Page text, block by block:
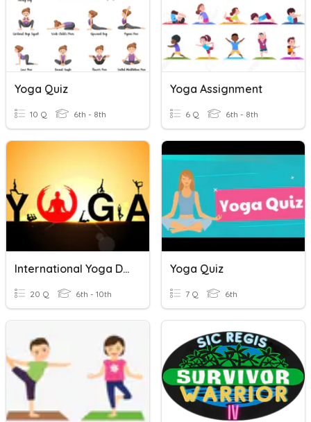
Yoga Quiz
10 Q 6th - 8th
Yoga Assignment
6 Q 6th - 8th
International Yoga Day
20 Q 6th - 10th
Yoga Quiz
7 Q 6th